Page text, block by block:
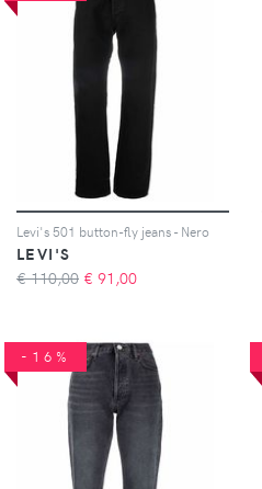
Levi's 501 button-fly jeans - Nero
LEVI'S
€ 110,00 € 91,00
-16%